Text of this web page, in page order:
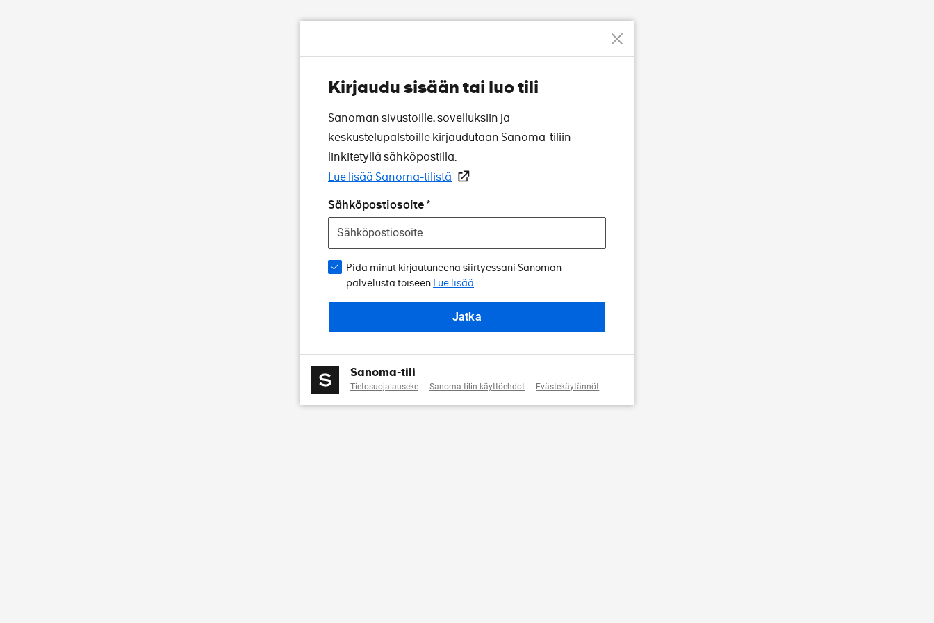
Kirjaudu sisään tai luo tili
Sanoman sivustoille, sovelluksiin ja
keskustelupalstoille kirjaudutaan Sanoma-tiliin
linkitetyllä sähköpostilla.
Lue lisää Sanoma-tilistä
Sähköpostiosoite
Pidä minut kirjautuneena siirtyessäni Sanoman
palvelusta toiseen Lue lisää
Jatka
Sanoma-tili
Tietosuojalauseke Sanoma-tilin käyttöehdot Evästekäytännöt